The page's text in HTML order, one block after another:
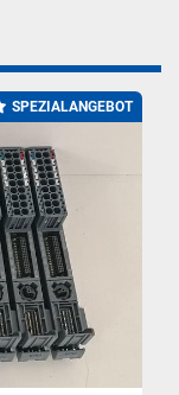
SPEZIALANGEBOT